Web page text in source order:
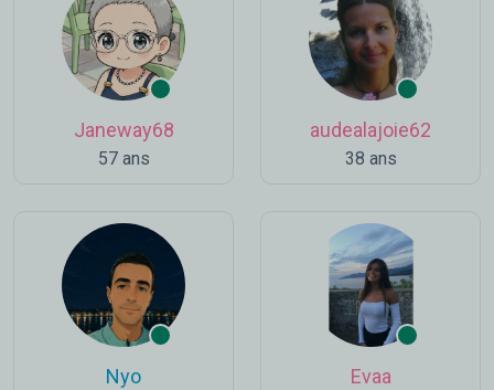
Janeway68
57 ans
audealajoie62
38 ans
Nyo Evaa